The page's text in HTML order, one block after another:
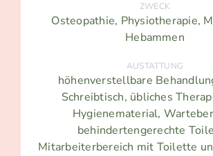
ZWECK
Osteopathie, Physiotherapie,
Hebammen
AUSTATTUNG
höhenverstellbare
Schreibtisch, übliches
Hygienematerial,
behindertengerechte
Mitarbeiterbereich mit Toilette